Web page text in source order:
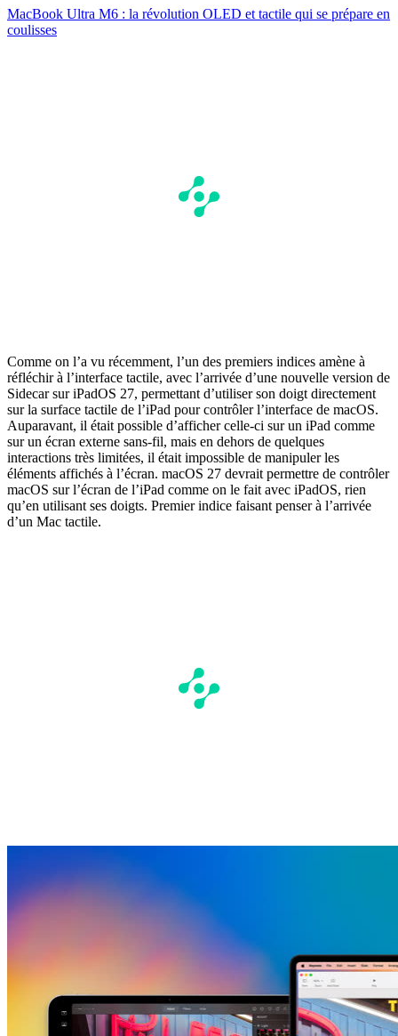
MacBook Ultra M6 : la révolution OLED et tactile qui se prépare en
coulisses
Comme on l’a vu récemment, l’un des premiers indices amène à
réfléchir à l’interface tactile, avec l’arrivée d’une nouvelle version de
Sidecar sur iPadOS 27, permettant d’utiliser son doigt directement
sur la surface tactile de l’iPad pour contrôler l’interface de macOS.
Auparavant, il était possible d’afficher celle-ci sur un iPad comme
sur un écran externe sans-fil, mais en dehors de quelques
interactions très limitées, il était impossible de manipuler les
éléments affichés à l’écran. macOS 27 devrait permettre de contrôler
macOS sur l’écran de l’iPad comme on le fait avec iPadOS, rien
qu’en utilisant ses doigts. Premier indice faisant penser à l’arrivée
d’un Mac tactile.